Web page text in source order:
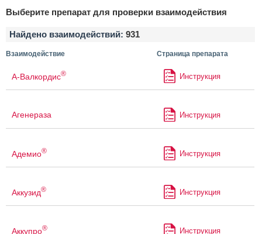
Выберите препарат для проверки взаимодействия
Найдено взаимодействий: 931
Взаимодействие Страница препарата
А-Валкордис® Инструкция
Агенераза Инструкция
Адемио® Инструкция
Аккузид® Инструкция
Аккупро® Инструкция